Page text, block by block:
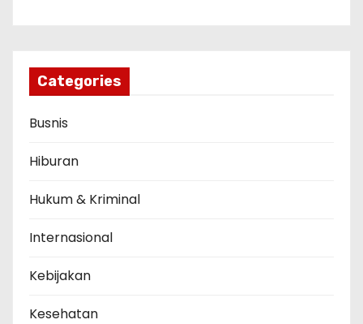
Categories
Busnis
Hiburan
Hukum & Kriminal
Internasional
Kebijakan
Kesehatan